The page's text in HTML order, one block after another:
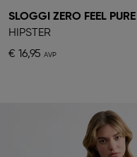
SLOGGI ZERO FEEL PURE
HIPSTER
€ 16,95